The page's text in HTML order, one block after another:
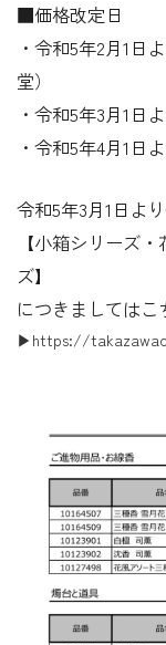
■価格改定日
・令和5年2月1
堂）
・令和5年3月1日
・令和5年4月1
令和5年3月1日よ
【小箱シリーズ
ズ】
につきましてはこ
▶https://